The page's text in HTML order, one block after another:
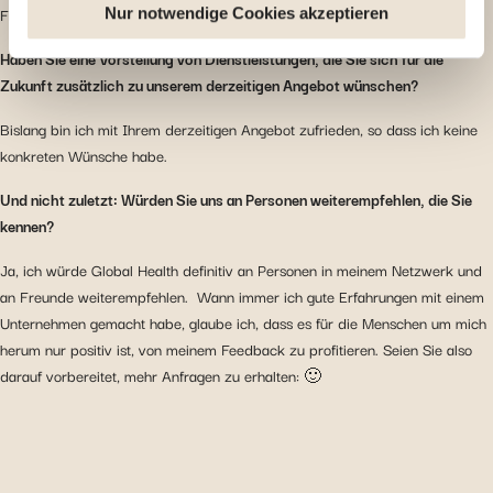
Deaktivierung von hier verwendeten Cookies einige
Funktionen oder Teile dieser Website möglicherweise
nicht mehr normal zugänglich sind. Andere werden
verwendet, um : Ihre Nutzererfahrung zu verbessern,
Entscheidungen erinnern. Das Publikum zu messen,
verstehen, wie Sie auf unsere Website gelangen.
Personalisierte Angebote und Dienstleistungen
mit den verwendeten sozialen Netzwerken zu teilen und
Ihnen die Möglichkeit zu geben, Inhalte anzuzeigen, die
auf einer externen Website gehostet werden.
Nur notwendige Cookies akzeptieren
Frage hatte, die eine schnelle Antwort erforderte.
Haben Sie eine Vorstellung von Dienstleistungen, die Sie sich für die
Zukunft zusätzlich zu unserem derzeitigen Angebot wünschen?
Bislang bin ich mit Ihrem derzeitigen Angebot zufrieden, so dass ich keine
konkreten Wünsche habe.
Und nicht zuletzt: Würden Sie uns an Personen weiterempfehlen, die Sie
kennen?
Ja, ich würde Global Health definitiv an Personen in meinem Netzwerk und
an Freunde weiterempfehlen. Wann immer ich gute Erfahrungen mit einem
Unternehmen gemacht habe, glaube ich, dass es für die Menschen um mich
herum nur positiv ist, von meinem Feedback zu profitieren. Seien Sie also
darauf vorbereitet, mehr Anfragen zu erhalten: 🙂